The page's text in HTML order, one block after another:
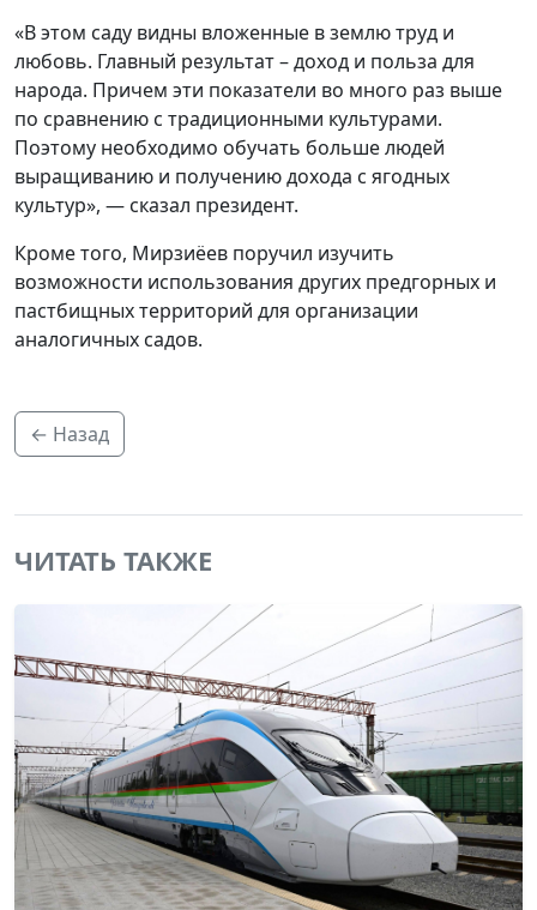
«В этом саду видны вложенные в землю труд и
любовь. Главный результат – доход и польза для
народа. Причем эти показатели во много раз выше
по сравнению с традиционными культурами.
Поэтому необходимо обучать больше людей
выращиванию и получению дохода с ягодных
культур», — сказал президент.
Кроме того, Мирзиёев поручил изучить
возможности использования других предгорных и
пастбищных территорий для организации
аналогичных садов.
← Назад
ЧИТАТЬ ТАКЖЕ